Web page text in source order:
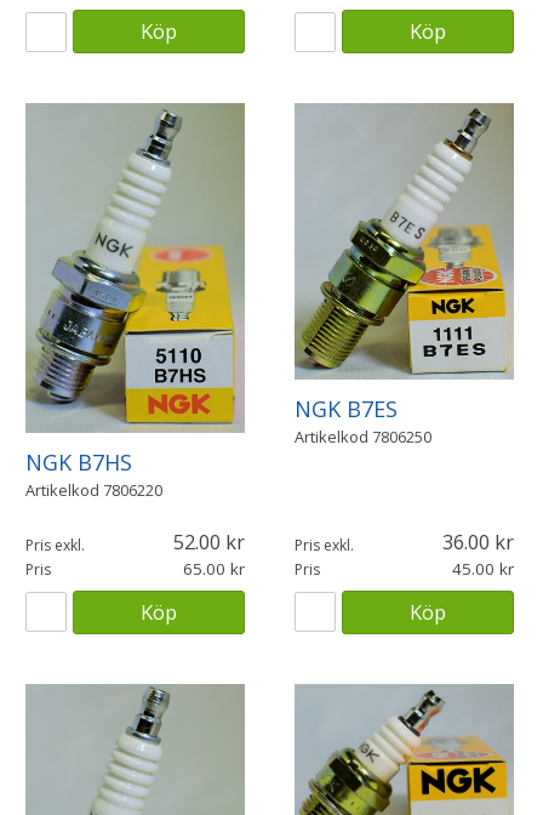
Köp Köp
NGK B7HS
Artikelkod 7806220
Pris exkl. 52.00
Pris 65.00
Köp
NGK B7ES
Artikelkod 7806250
Pris exkl. 36.00
Pris 45.00
Köp